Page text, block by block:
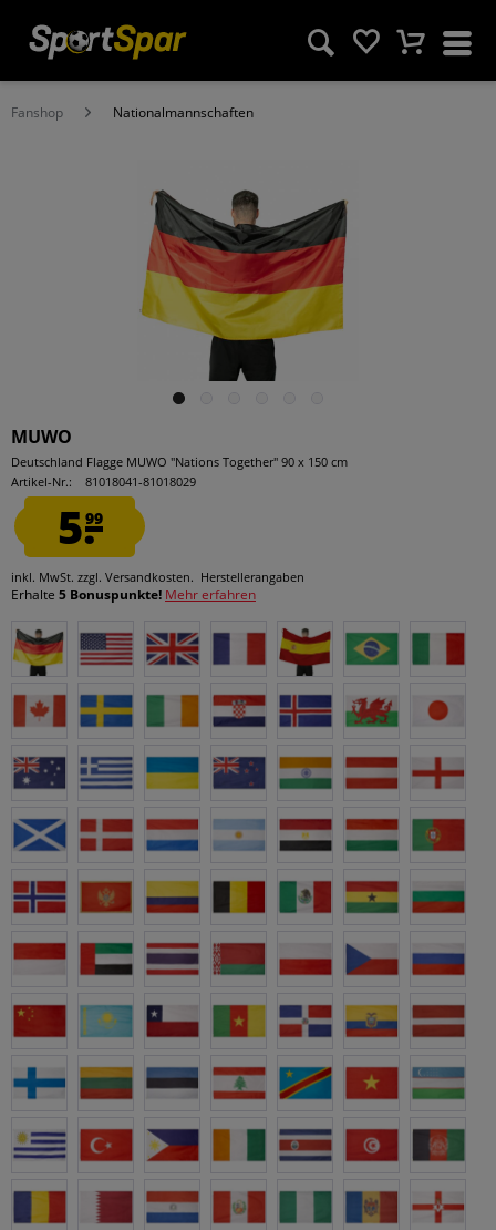
Fanshop Nationalmannschaften
MUWO
Deutschland Flagge MUWO "Nations Together" 90 x 150 cm
Artikel-Nr.:
81018041-81018029
5.99
inkl. MwSt. zzgl. Versandkosten. Herstellerangaben
Erhalte 5 Bonuspunkte! Mehr erfahren